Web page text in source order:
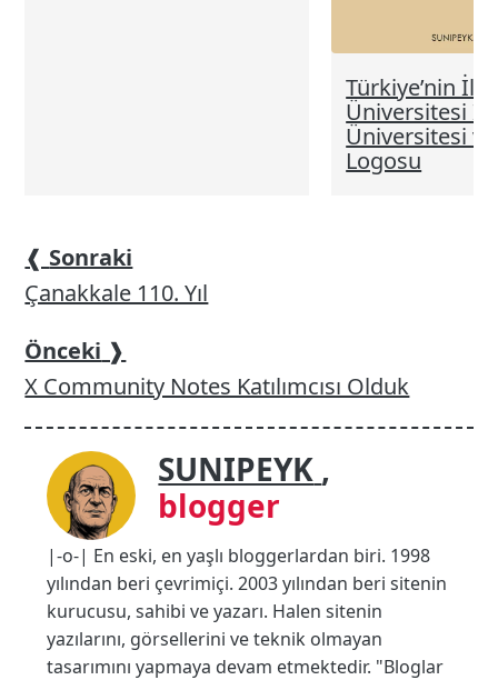
Türkiye’nin İlk
Üniversitesi
Üniversitesi
Logosu
❰ Sonraki
Çanakkale 110. Yıl
Önceki ❱
X Community Notes Katılımcısı Olduk
SUNIPEYK ,
blogger
|-o-| En eski, en yaşlı bloggerlardan biri. 1998
yılından beri çevrimiçi. 2003 yılından beri sitenin
kurucusu, sahibi ve yazarı. Halen sitenin
yazılarını, görsellerini ve teknik olmayan
tasarımını yapmaya devam etmektedir. "Bloglar